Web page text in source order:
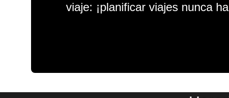
viaje: ¡planificar viajes nunca